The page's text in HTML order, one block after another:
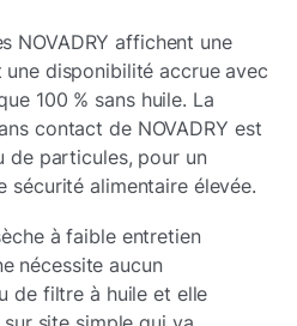
NOVADRY affichent une
disponibilité accrue avec
100 % sans huile. La
contact de NOVADRY est
de particules, pour un
sécurité alimentaire élevée.
à faible entretien
nécessite aucun
de filtre à huile et elle